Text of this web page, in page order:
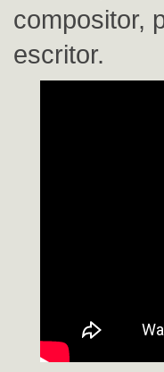
compositor,
escritor.